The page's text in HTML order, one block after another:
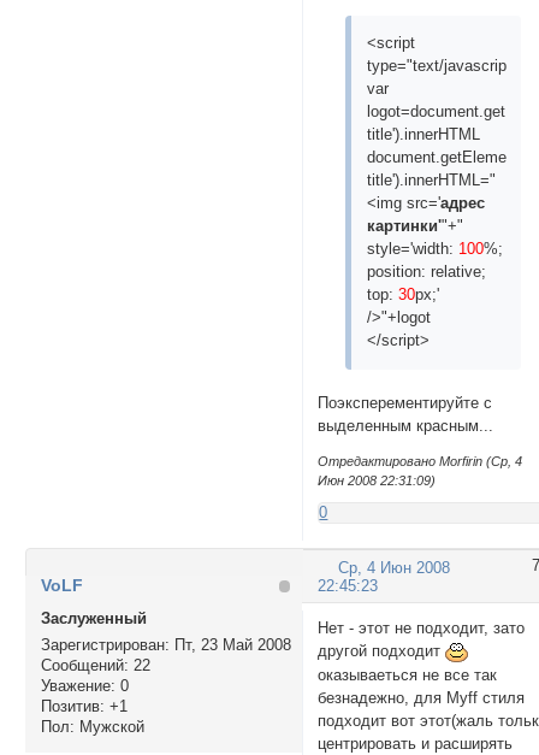
<script
type="text/javascript">
var
title').innerHTML
title').innerHTML="
<img src='адрес
картинки'"+"
style='width: 100%;
position: relative;
top:30px;'
/>"+logot
</script>
Поэксперементируйте с
выделенным красным...
Отредактировано Morfirin (Ср, 4
Июн 2008 22:31:09)
0
7
Ср, 4 Июн 2008
22:45:23
VoLF
Заслуженный
Зарегистрирован: Пт, 23 Май 2008
Сообщений: 22
Уважение: 0
Позитив: +1
Пол: Мужской
Нет - этот не подходит, зато
другой подходит
оказываеться не все так
безнадежно, для Myff стиля
подходит вот этот(жаль
центрировать и расширять